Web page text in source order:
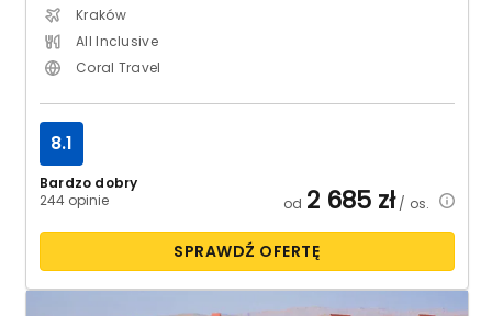
Kraków
All Inclusive
Coral Travel
Bardzo dobry
244 opinie
8.1
od 2 685 zł/ os.
SPRAWDŹ OFERTĘ